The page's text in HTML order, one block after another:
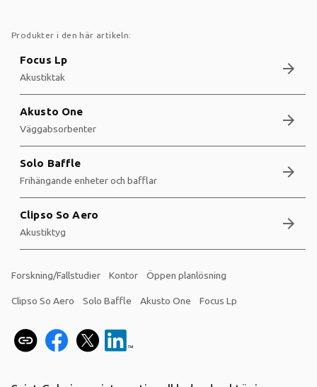
Produkter i den här artikeln:
Focus Lp
Akustiktak arrow_forward
Akusto One
Väggabsorbenter arrow_forward
Solo Baffle
Frihängande enheter och bafflar arrow_forward
Clipso So Aero
Akustiktyg arrow_forward
Forskning/Fallstudier Kontor Öppen planlösning
Clipso So Aero Solo Baffle Akusto One Focus Lp